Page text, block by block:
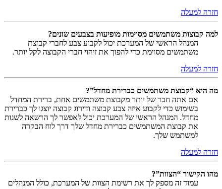
חזרה למעלה
למה קבוצות משתמשים מסוימות מופיעות בצבעים שונים?
המנהל הראשי של המערכת יכול לקבוע צבע לחברי קבוצת
משתמשים מסוימת כדי להפוך את זיהוי חברי הקבוצה לקל יותר.
חזרה למעלה
מה היא “קבוצת משתמשים כברירת מחדל”?
אם אתה חבר של יותר מקבוצת משתמשים אחת, ברירת המחדל
בשימוש כדי לקבוע איזה צבע קבוצה ודירוג קבוצה יוצגו לך כברירת
מחדל. המנהל הראשי של המערכת יכול לאפשר לך הרשאה לשנות
את קבוצת המשתמשים כברירת מחדל שלך דרך לוח הבקרה
למשתמש שלך.
חזרה למעלה
מהו הקישור “הצוות”?
עמוד זה מספק לך את רשימת הצוות של המערכת, כולל המנהלים